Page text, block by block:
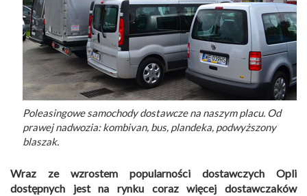
Poleasingowe samochody dostawcze na naszym placu. Od
prawej nadwozia: kombivan, bus, plandeka, podwyższony
blaszak.
Wraz ze wzrostem popularności dostawczych Opli
dostępnych jest na rynku coraz więcej dostawczaków